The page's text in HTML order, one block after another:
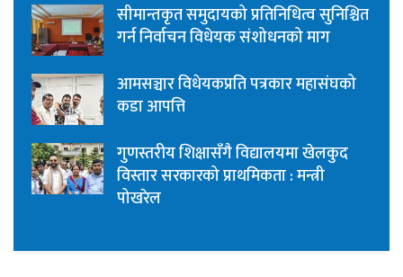
सीमान्तकृत समुदायको प्रतिनिधित्व सुनिश्चित
गर्न निर्वाचन विधेयक संशोधनको माग
आमसञ्चार विधेयकप्रति पत्रकार महासंघको
कडा आपत्ति
गुणस्तरीय शिक्षासँगै विद्यालयमा खेलकुद
विस्तार सरकारको प्राथमिकता : मन्त्री
पोखरेल